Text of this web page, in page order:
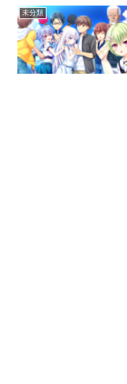
未分類